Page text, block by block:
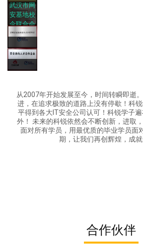
奇安信
武汉市网
安基地校
企联合会
会员单位
启明星辰
从2007年开始发展至今，时间转瞬即逝
进，在追求极致的道路上没有停歇！科
平得到各大IT安全公司认可！科锐学子
外！ 未来的科锐依然会不断创新，进取
面对所有学员，用最优质的毕业学员面
期，让我们再创辉煌，成就
合作伙伴